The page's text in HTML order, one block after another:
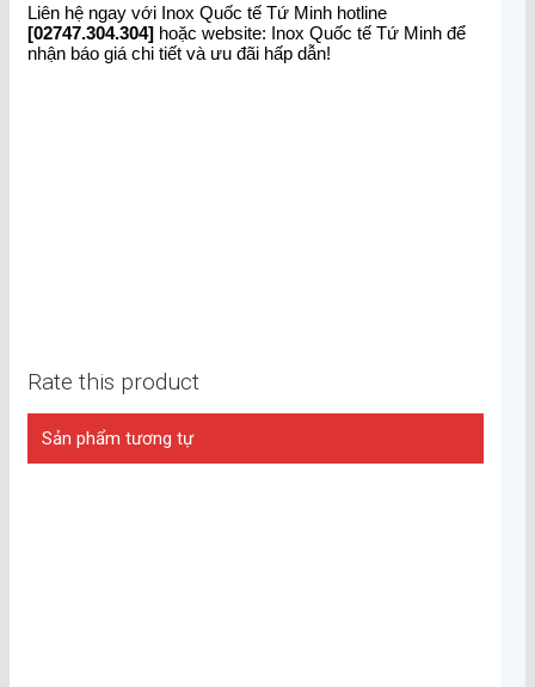
Liên hệ ngay với Inox Quốc tế Tứ Minh hotline
[02747.304.304] hoặc website: Inox Quốc tế Tứ Minh để
nhận báo giá chi tiết và ưu đãi hấp dẫn!
Rate this product
Sản phẩm tương tự